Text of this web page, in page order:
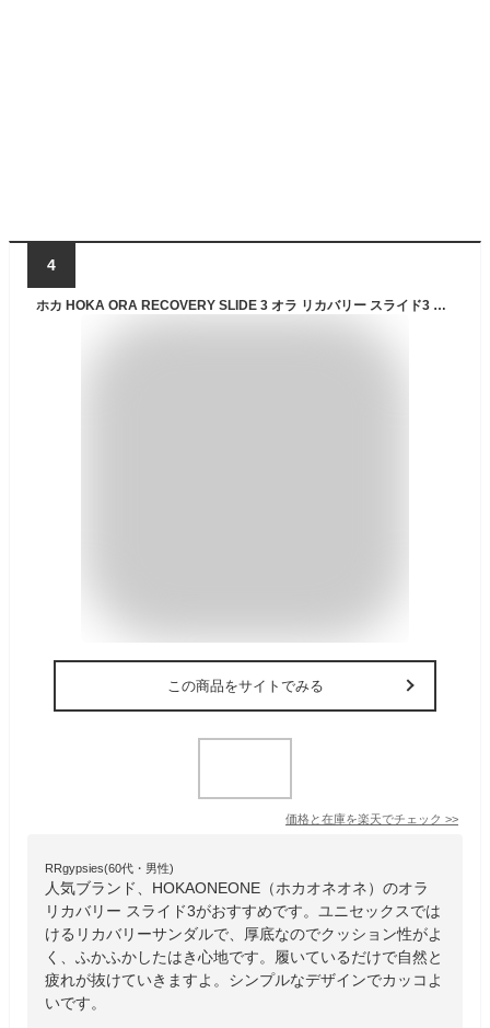
4
ホカ HOKA ORA RECOVERY SLIDE 3 オラ リカバリー スライド3 レディース メンズ ユニセックス サンダル シャワーサンダル 厚底 スリッポン スリッパ スポーツ カジュアル タウンユース 楽ちん 歩行 ウォーキング 散歩 おしゃれ 可愛い 1135061
この商品をサイトでみる
価格と在庫を楽天でチェック >>
RRgypsies(60代・男性)
人気ブランド、HOKAONEONE（ホカオネオネ）のオラ
リカバリー スライド3がおすすめです。ユニセックスでは
けるリカバリーサンダルで、厚底なのでクッション性がよ
く、ふかふかしたはき心地です。履いているだけで自然と
疲れが抜けていきますよ。シンプルなデザインでカッコよ
いです。